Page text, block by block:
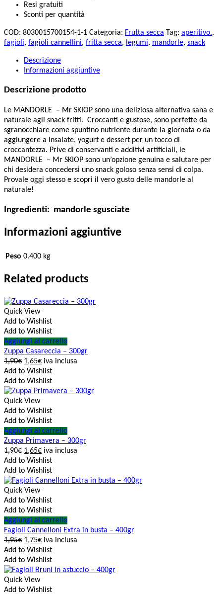
Resi gratuiti
Sconti per quantità
COD: 8030015700154-1-1 Categoria: Frutta secca Tag: aperitivo.,
fagioli, fagioli cannellini, fritta secca, legumi, mandorle, snack
Descrizione
Informazioni aggiuntive
Descrizione prodotto
Le MANDORLE – Mr SKIOP sono una deliziosa alternativa sana e
naturale agli snack fritti. Croccanti e gustose, sono perfette da
sgranocchiare come spuntino nutriente durante la giornata o da
aggiungere a insalate, yogurt e dessert per un tocco di
croccantezza. Prive di conservanti e additivi artificiali, le
MANDORLE – Mr SKIOP sono un’opzione genuina e salutare per
chi desidera concedersi uno snack goloso senza sensi di colpa.
Provale oggi stesso e scopri il vero gusto delle mandorle al
naturale!
Ingredienti: mandorle sgusciate
Informazioni aggiuntive
Peso 0.400 kg
Related products
Quick View
Add to Wishlist
Add to Wishlist
Aggiungi al carrello
Zuppa Casareccia – 300gr
1,90€ 1,65€ iva inclusa
Add to Wishlist
Add to Wishlist
Quick View
Add to Wishlist
Add to Wishlist
Aggiungi al carrello
Zuppa Primavera – 300gr
1,90€ 1,65€ iva inclusa
Add to Wishlist
Add to Wishlist
Quick View
Add to Wishlist
Add to Wishlist
Aggiungi al carrello
Fagioli Cannelloni Extra in busta – 400gr
1,95€ 1,75€ iva inclusa
Add to Wishlist
Add to Wishlist
Quick View
Add to Wishlist